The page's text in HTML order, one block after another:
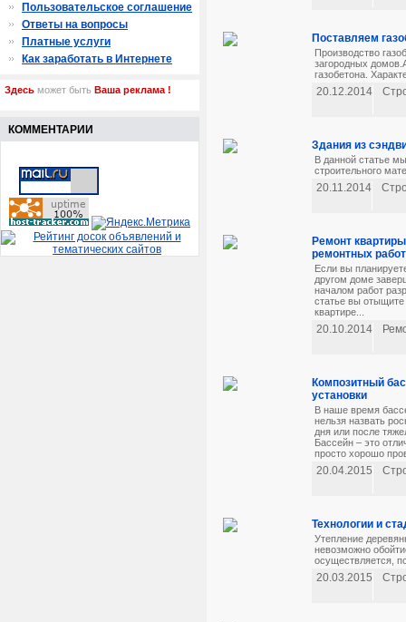
Поставляем
Производство
загородных
газобетона.
20.12.2014
Здания из
В данной статье
строительного
20.11.2014
Ремонт
ремонтных работ
Если вы
другом доме
началом работ
статье вы
квартире...
20.10.2014
Композитный
установки
В наше время
нельзя назвать
дня или после
Бассейн – это
просто хорошо
20.04.2015
Технологии и
Утепление
невозможно
осуществляется,
20.03.2015
Пользовательское соглашение
Ответы на вопросы
Платные услуги
Как заработать в Интернете
Здесь может быть Ваша реклама !
КОММЕНТАРИИ